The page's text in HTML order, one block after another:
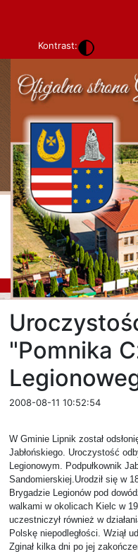
Kontrast:
"Pomnika
2008-08-11 10:52:54
W Gminie Lipnik został
Jabłońskiego. Uroczystość
Legionowym. Podpułkownik
Sandomierskiej.Urodził się w
Brygadzie Legionów pod
walkami w okolicach Kielc w
uczestniczył również w
Polskę niepodległości. Wziął
Zginał kilka dni po jej